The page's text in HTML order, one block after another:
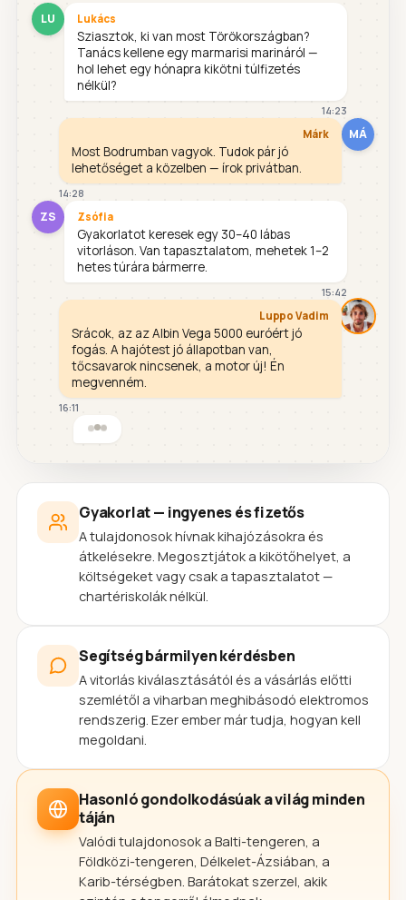
LU Lukács
Sziasztok, ki van most Törökországban?
Tanács kellene egy marmarisi marináról —
hol lehet egy hónapra kikötni túlfizetés
nélkül?
14:23
MÁ
Márk
Most Bodrumban vagyok. Tudok pár jó
lehetőséget a közelben — írok privátban.
14:28
ZS Zsófia
Gyakorlatot keresek egy 30–40 lábas
vitorláson. Van tapasztalatom, mehetek 1–2
hetes túrára bármerre.
15:42
Luppo Vadim
Srácok, az az Albin Vega 5000 euróért jó
fogás. A hajótest jó állapotban van,
tőcsavarok nincsenek, a motor új! Én
megvenném.
16:11
Gyakorlat — ingyenes és fizetős
A tulajdonosok hívnak kihajózásokra és
átkelésekre. Megosztjátok a kikötőhelyet, a
költségeket vagy csak a tapasztalatot —
chartériskolák nélkül.
Segítség bármilyen kérdésben
A vitorlás kiválasztásától és a vásárlás előtti
szemlétől a viharban meghibásodó elektromos
rendszerig. Ezer ember már tudja, hogyan kell
megoldani.
Hasonló gondolkodásúak a világ minden
táján
Valódi tulajdonosok a Balti-tengeren, a
Földközi-tengeren, Délkelet-Ázsiában, a
Karib-térségben. Barátokat szerzel, akik